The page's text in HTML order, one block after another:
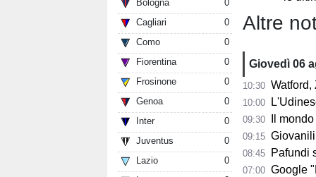
Bologna
0
Cagliari
0
Como
0
Fiorentina
0
Frosinone
0
Genoa
0
Inter
0
Juventus
0
Lazio
0
Altre
Giovedì 06
10:30 Watford,
10:00 L'Udinese
09:30 Il mondo del
09:15
08:45 Pafundi
07:00 Google